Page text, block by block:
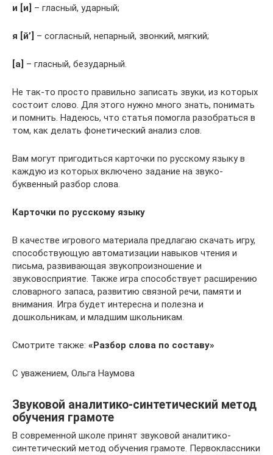
и [и] – гласный, ударный;
я [й’] – согласный, непарный, звонкий, мягкий;
[а] – гласный, безударный.
Не так-то просто правильно записать звуки, из которых
состоит слово. Для этого нужно много знать, понимать
и помнить. Надеюсь, что статья помогла разобраться в
том, как делать фонетический анализ слов.
Вам могут пригодиться карточки по русскому языку в
каждую из которых включено задание на звуко-
буквенный разбор слова.
Карточки по русскому языку
В качестве игрового материала предлагаю скачать игру,
способствующую автоматизации навыков чтения и
письма, развивающая звукопроизношение и
звуковосприятие. Также игра способствует расширению
словарного запаса, развитию связной речи, памяти и
внимания. Игра будет интересна и полезна и
дошкольникам, и младшим школьникам.
Смотрите также: «Разбор слова по составу»
С уважением, Ольга Наумова
Звуковой аналитико-синтетический метод
обучения грамоте
В современной школе принят звуковой аналитико-
синтетический метод обучения грамоте. Первоклассники